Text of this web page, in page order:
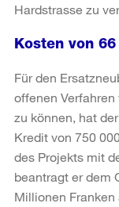
Hardstrasse zu
Kosten von
Für den
offenen
zu können, hat
Kredit von 750
des Projekts mit
beantragt er dem
Millionen